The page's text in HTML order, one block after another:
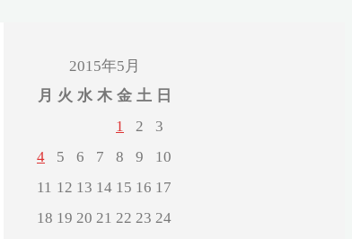
2015年5月
月 火 水 木 金 土 日
1
2
3
4
5 6 7 8 9
10
11 12 13 14 15 16 17
18 19 20 21 22 23 24